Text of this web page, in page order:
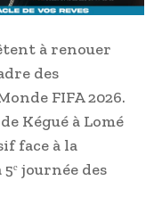
à renouer
des
FIFA 2026.
Kégué à Lomé
face à la
journée des